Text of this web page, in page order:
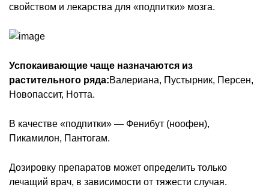
свойством и лекарства для «подпитки» мозга.
Успокаивающие чаще назначаются из
растительного ряда:Валериана, Пустырник, Персен,
Новопассит, Нотта.
В качестве «подпитки» — Фенибут (ноофен),
Пикамилон, Пантогам.
Дозировку препаратов может определить только
лечащий врач, в зависимости от тяжести случая.